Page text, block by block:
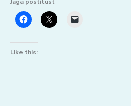
Jaga postitust
Like this: